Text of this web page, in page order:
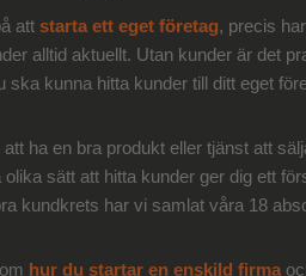
att starta ett eget företag, precis
alltid aktuellt. Utan kunder är det
ska kunna hitta kunder till ditt eget
ha en bra produkt eller tjänst att
olika sätt att hitta kunder ger dig ett
kundkrets har vi samlat våra 18
hur du startar en enskild firma